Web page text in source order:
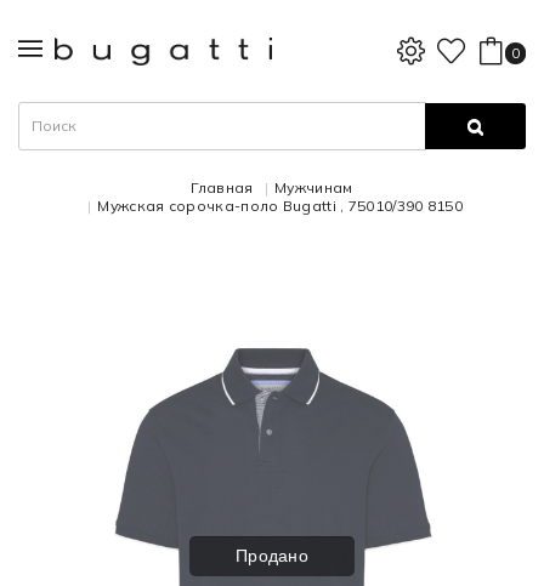
0
Главная
Мужчинам
Мужская сорочка-поло Bugatti , 75010/390 8150
Продано